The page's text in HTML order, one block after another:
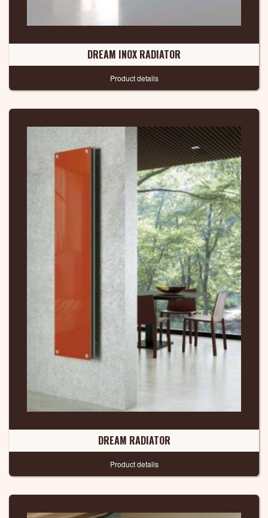
DREAM INOX RADIATOR
Product details
DREAM RADIATOR
Product details